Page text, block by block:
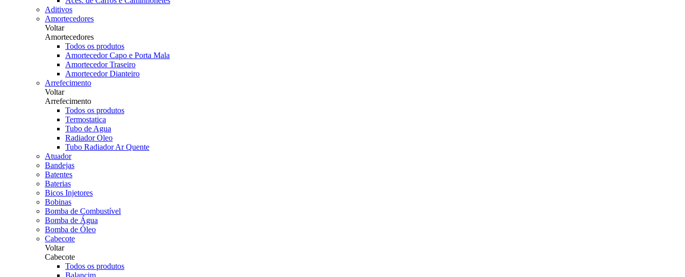
Aditivos
Amortecedores
Voltar
Amortecedores
Todos os produtos
Amortecedor Capo e Porta Mala
Amortecedor Traseiro
Amortecedor Dianteiro
Arrefecimento
Voltar
Arrefecimento
Todos os produtos
Termostatica
Tubo de Agua
Radiador Oleo
Tubo Radiador Ar Quente
Atuador
Bandejas
Batentes
Baterias
Bicos Injetores
Bobinas
Bomba de Combustível
Bomba de Água
Bomba de Óleo
Cabecote
Voltar
Cabecote
Todos os produtos
Balancim